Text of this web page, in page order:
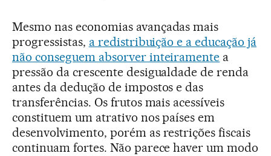
Mesmo nas economias avançadas mais
progressistas, a redistribuição e a educação já
não conseguem absorver inteiramente a
pressão da crescente desigualdade de renda
antes da dedução de impostos e das
transferências. Os frutos mais acessíveis
constituem um atrativo nos países em
desenvolvimento, porém as restrições fiscais
continuam fortes. Não parece haver um modo